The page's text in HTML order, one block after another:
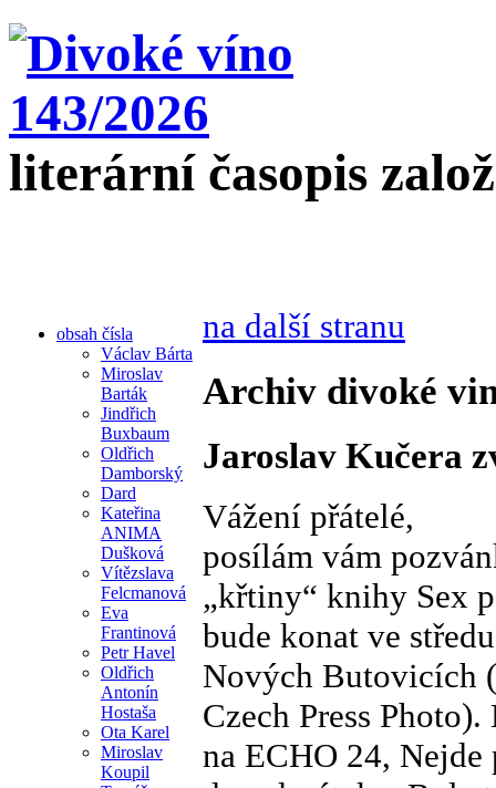
literární časopis
obsah čísla
Václav Bárta
Miroslav
Barták
Jindřich
Buxbaum
Oldřich
Damborský
Dard
Kateřina
ANIMA
Dušková
Vítězslava
Felcmanová
Eva
Frantinová
Petr Havel
Oldřich
Antonín
Hostaša
Ota Karel
Miroslav
Koupil
na další stranu
Archiv divoké
Jaroslav Kučera
Vážení přátelé,
posílám vám
„křtiny“ knihy Sex
bude konat ve
Nových Butovicích
Czech Press
na ECHO 24,